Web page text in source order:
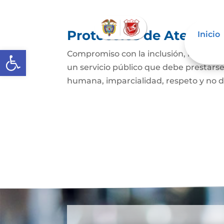
Abrir barra de herramientas
Inicio
Protocolos de
Compromiso con la inclusión, la
un servicio público que debe
humana, imparcialidad, respeto y no